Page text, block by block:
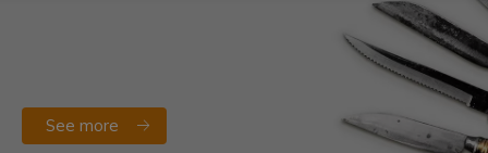
See more